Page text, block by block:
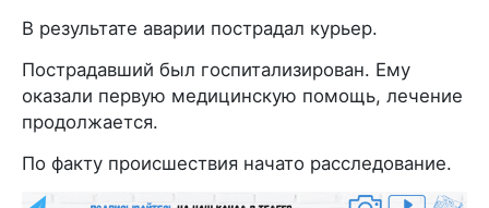
В результате аварии пострадал курьер.
Пострадавший был госпитализирован. Ему
оказали первую медицинскую помощь, лечение
продолжается.
По факту происшествия начато расследование.